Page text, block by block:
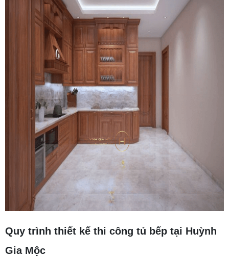
Quy trình thiết kế thi công tủ bếp tại Huỳnh
Gia Mộc